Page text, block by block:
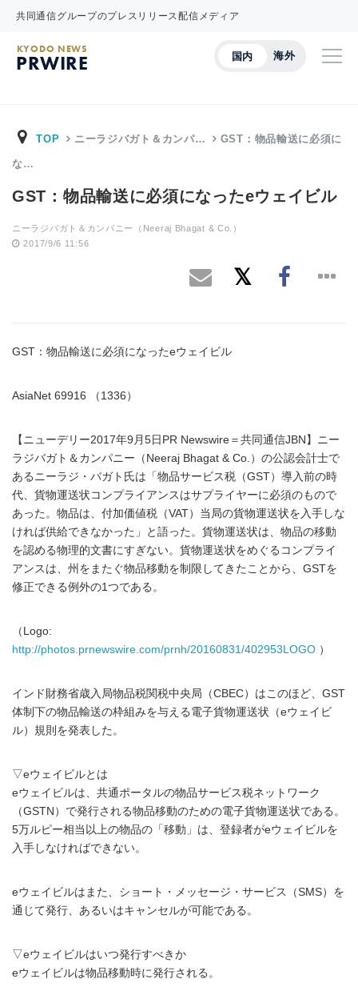
共同通信グループのプレスリリース配信メディア
国内 海外
KYODO NEWS
PRWIRE
TOP ニーラジバガト＆カンパ… GST：物品輸送に必須に
な…
GST：物品輸送に必須になったeウェイビル
ニーラジバガト＆カンパニー（Neeraj Bhagat & Co.）
2017/9/6 11:56
GST：物品輸送に必須になったeウェイビル
AsiaNet 69916 （1336）
【ニューデリー2017年9月5日PR Newswire＝共同通信JBN】ニー
ラジバガト＆カンパニー（Neeraj Bhagat & Co.）の公認会計士で
あるニーラジ・バガト氏は「物品サービス税（GST）導入前の時
代、貨物運送状コンプライアンスはサプライヤーに必須のもので
あった。物品は、付加価値税（VAT）当局の貨物運送状を入手しな
ければ供給できなかった」と語った。貨物運送状は、物品の移動
を認める物理的文書にすぎない。貨物運送状をめぐるコンプライ
アンスは、州をまたぐ物品移動を制限してきたことから、GSTを
修正できる例外の1つである。
（Logo:
http://photos.prnewswire.com/prnh/20160831/402953LOGO ）
インド財務省歳入局物品税関税中央局（CBEC）はこのほど、GST
体制下の物品輸送の枠組みを与える電子貨物運送状（eウェイビ
ル）規則を発表した。
▽eウェイビルとは
eウェイビルは、共通ポータルの物品サービス税ネットワーク
（GSTN）で発行される物品移動のための電子貨物運送状である。
5万ルピー相当以上の物品の「移動」は、登録者がeウェイビルを
入手しなければできない。
eウェイビルはまた、ショート・メッセージ・サービス（SMS）を
通じて発行、あるいはキャンセルが可能である。
▽eウェイビルはいつ発行すべきか
eウェイビルは物品移動時に発行される。